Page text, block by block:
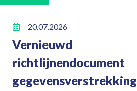
20.07.2026
Vernieuwd
richtlijnendocument
gegevensverstrekking